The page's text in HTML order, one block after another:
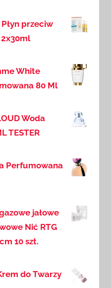
Płyn przeciw
White
80 Ml
Woda
TESTER
Perfumowana
jałowe
Nić RTG
10 szt.
do Twarzy